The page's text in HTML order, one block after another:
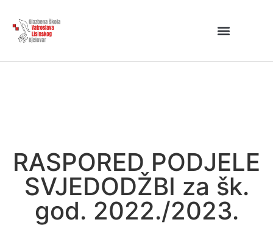
RASPORED PODJELE
SVJEDODŽBI za šk.
god. 2022./2023.